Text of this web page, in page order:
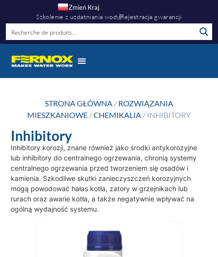
Zmień Kraj
Szkolenie z uzdatniania wodyRejestracja gwarancji
STRONA GŁÓWNA / ROZWIĄZANIA
MIESZKANIOWE /CHEMIKALIA / INHIBITORY
Inhibitory
Inhibitory korozji, znane również jako środki antykorozyjne
lub inhibitory do centralnego ogrzewania, chronią systemy
centralnego ogrzewania przed tworzeniem się osadów i
kamienia. Szkodliwe skutki zanieczyszczeń korozyjnych
mogą powodować hałas kotła, zatory w grzejnikach lub
rurach oraz awarie kotła, a także negatywnie wpływać na
ogólną wydajność systemu.